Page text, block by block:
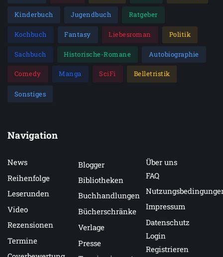
Kinderbuch Jugendbuch Ratgeber
Kochbuch Fantasy Liebesroman Politik
Sachbuch Historische-Romane Autobiographie
Comedy Manga SciFi Belletristik
Sonstiges
Navigation
News
Reihenfolge
Leserunden
Video
Rezensionen
Termine
Blogger
Bibliotheken
Buchhandlungen
Bücherschränke
Verlage
Presse
Über uns
FAQ
Impressum
Datenschutz
Login
Registrieren